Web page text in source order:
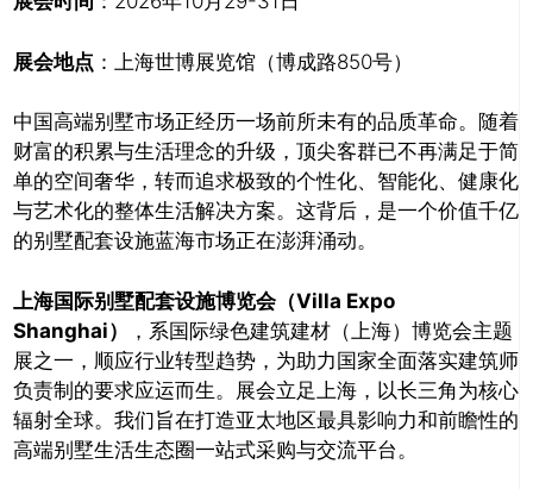
展会地点 ：上海世博展览馆（博成路850号）
中国高端别墅市场正经历一场前所未有的品质革命。随着
财富的积累与生活理念的升级，顶尖客群已不再满足于简
单的空间奢华，转而追求极致的个性化、智能化、健康化
与艺术化的整体生活解决方案。这背后，是一个价值千亿
的别墅配套设施蓝海市场正在澎湃涌动。
上海国际别墅配套设施博览会（Villa Expo
Shanghai）
，系国际绿色建筑建材（上海）博览会主题
展之一，顺应行业转型趋势，为助力国家全面落实建筑师
负责制的要求应运而生。展会立足上海，以长三角为核心
辐射全球。我们旨在打造亚太地区最具影响力和前瞻性的
高端别墅生活生态圈一站式采购与交流平台。